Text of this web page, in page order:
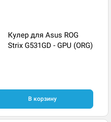
Кулер для Asus ROG
Strix G531GD - GPU (ORG)
В корзину